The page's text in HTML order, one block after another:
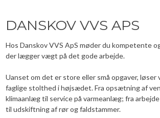
DANSKOV VVS APS
Hos Danskov VVS ApS møder du kompetente
der lægger vægt på det gode arbejde.
Uanset om det er store eller små opgaver, løser
faglige stolthed i højsædet. Fra opsætning af
klimaanlæg til service på varmeanlæg; fra
til udskiftning af rør og faldstammer.